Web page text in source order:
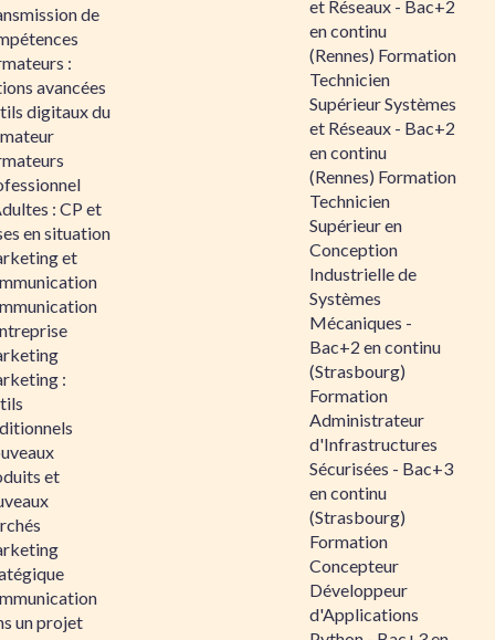
de
:
avancées
digitaux du
: CP et
en situation
et
:
et
un projet
et Réseaux - Bac+2
en continu
(Rennes) Formation
Technicien
Supérieur Systèmes
et Réseaux - Bac+2
en continu
(Rennes) Formation
Technicien
Supérieur en
Conception
Industrielle de
Systèmes
Mécaniques -
Bac+2 en continu
(Strasbourg)
Formation
Administrateur
d'Infrastructures
Sécurisées - Bac+3
en continu
(Strasbourg)
Formation
Concepteur
Développeur
d'Applications